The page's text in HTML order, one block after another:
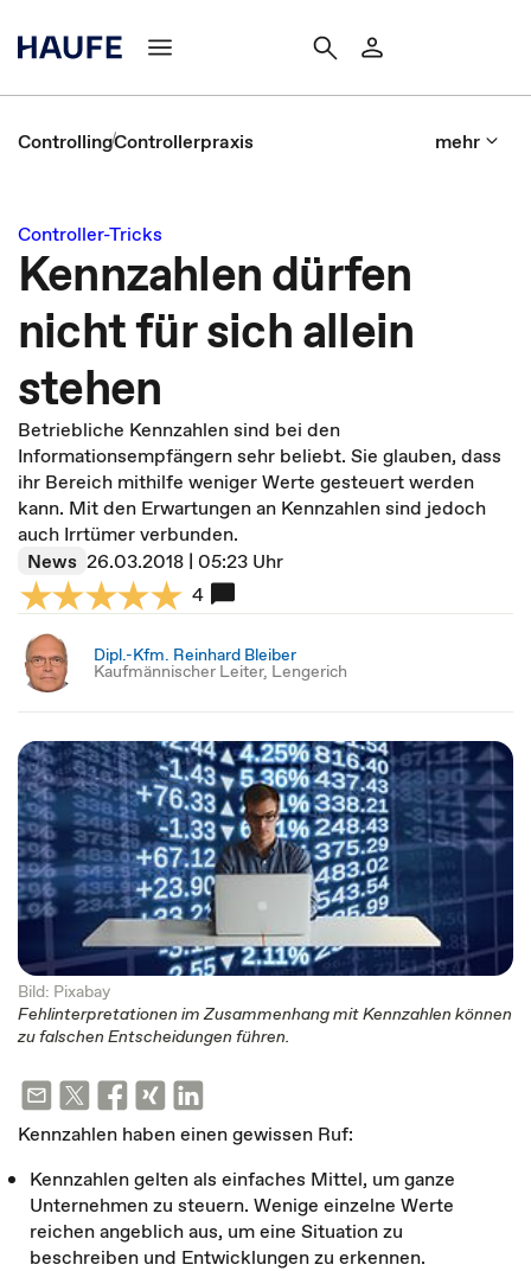
ControllingControllerpraxis mehr
Controller-Tricks
Kennzahlen dürfen
nicht für sich allein
stehen
Betriebliche Kennzahlen sind bei den
Informationsempfängern sehr beliebt. Sie glauben, dass
ihr Bereich mithilfe weniger Werte gesteuert werden
kann. Mit den Erwartungen an Kennzahlen sind jedoch
auch Irrtümer verbunden.
News 26.03.2018 | 05:23 Uhr
4
Dipl.-Kfm. Reinhard Bleiber
Kaufmännischer Leiter, Lengerich
Bild: Pixabay
Fehlinterpretationen im Zusammenhang mit Kennzahlen können
zu falschen Entscheidungen führen.
Kennzahlen haben einen gewissen Ruf:
Kennzahlen gelten als einfaches Mittel, um ganze
Unternehmen zu steuern. Wenige einzelne Werte
reichen angeblich aus, um eine Situation zu
beschreiben und Entwicklungen zu erkennen.